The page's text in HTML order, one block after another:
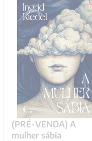
(PRÉ-VENDA) A
mulher sábia